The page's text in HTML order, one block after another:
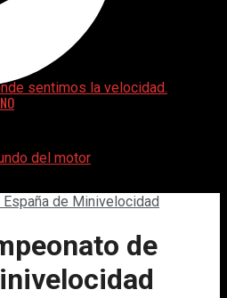
de Minivelocidad
de